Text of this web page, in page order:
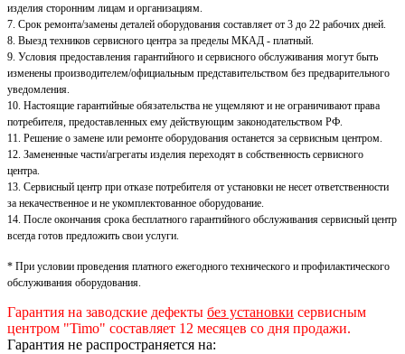
изделия сторонним лицам и организациям.
7. Срок ремонта/замены деталей оборудования составляет от 3 до 22 рабочих дней.
8. Выезд техников сервисного центра за пределы МКАД - платный.
9. Условия предоставления гарантийного и сервисного обслуживания могут быть
изменены производителем/официальным представительством без предварительного
уведомления.
10. Настоящие гарантийные обязательства не ущемляют и не ограничивают права
потребителя, предоставленных ему действующим законодательством РФ.
11. Решение о замене или ремонте оборудования останется за сервисным центром.
12. Замененные части/агрегаты изделия переходят в собственность сервисного
центра.
13. Сервисный центр при отказе потребителя от установки не несет ответственности
за некачественное и не укомплектованное оборудование.
14. После окончания срока бесплатного гарантийного обслуживания сервисный центр
всегда готов предложить свои услуги.
* При условии проведения платного ежегодного технического и профилактического
обслуживания оборудования.
Гарантия на заводские дефекты без установки сервисным
центром "Timo" составляет 12 месяцев со дня продажи.
Гарантия не распространяется на: